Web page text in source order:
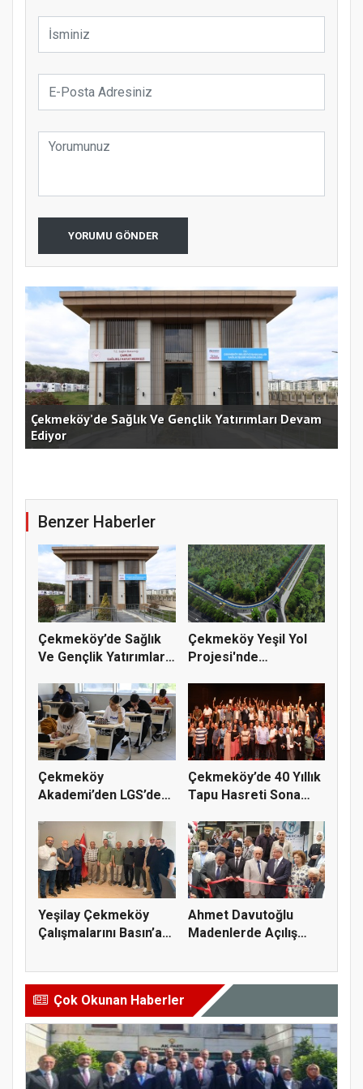
YORUMU GÖNDER
Çekmeköy’de Sağlık Ve Gençlik Yatırımları Devam
Ediyor
Benzer Haberler
Çekmeköy’de Sağlık
Ve Gençlik Yatırımları
Çekmeköy Yeşil Yol
Projesi'nde
Çekmeköy
Akademi’den LGS’de
Çekmeköy’de 40 Yıllık
Tapu Hasreti Sona
Yeşilay Çekmeköy
Çalışmalarını Basın’a
Ahmet Davutoğlu
Madenlerde Açılış
Çok Okunan Haberler